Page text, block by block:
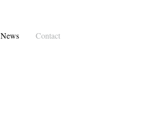
News Contact